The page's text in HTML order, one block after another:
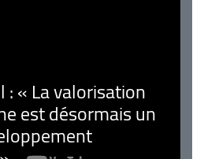
: « La valorisation
est désormais un